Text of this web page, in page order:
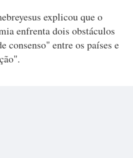
explicou que o
enfrenta dois obstáculos
consenso" entre os países e